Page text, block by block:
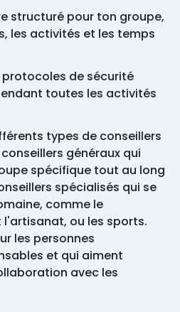
structuré pour ton groupe,
les activités et les temps
protocoles de sécurité
toutes les activités
types de conseillers
généraux qui
spécifique tout au long
spécialisés qui se
comme le
ou les sports.
les personnes
et qui aiment
avec les